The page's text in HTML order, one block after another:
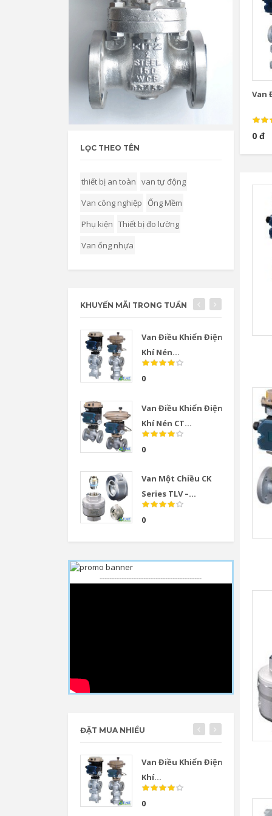
Van
0 đ
LỌC THEO TÊN
thiết bị an toàn van tự động
Van công nghiệp Ống Mềm
Phụ kiện Thiết bị đo lường
Van ống nhựa
KHUYẾN MÃI TRONG TUẦN
Van Điều Khiển Điện
Khí Nén...
0
Van Điều Khiển Điện
Khí Nén CT...
0
Van Một Chiều CK
Series TLV –...
0
------------------------------------------
ĐẶT MUA NHIỀU
Van Điều Khiển Điện
Khí...
0